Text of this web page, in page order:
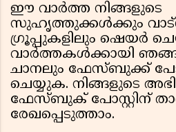
ഈ വാർത്ത നിങ്ങളുടെ
സുഹൃത്തുക്കൾക്കും
ഗ്രൂപ്പുകളിലും ഷെയർ
വാർത്തകൾക്കായി
ചാനലും ഫേസ്ബുക്ക്
ചെയ്യുക. നിങ്ങളുടെ
ഫേസ്ബുക് പോസ്റ്റിന്
രേഖപ്പെടുത്താം.